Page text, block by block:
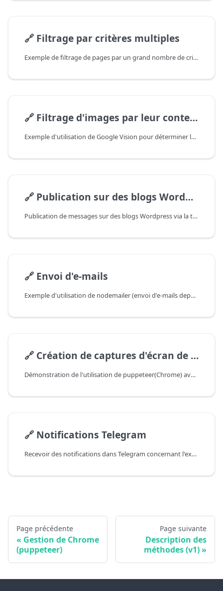
🔗 Filtrage par critères multiples
Exemple de filtrage de pages par un grand nombre de critères, utilise fs pour lire le fichier des critères
🔗 Filtrage d'images par leur contenu
Exemple d'utilisation de Google Vision pour déterminer le contenu des images
🔗 Publication sur des blogs Wordpress
Publication de messages sur des blogs Wordpress via la technologie xmlrpc
🔗 Envoi d'e-mails
Exemple d'utilisation de nodemailer (envoi d'e-mails depuis un scraper JS). Utilise Yandex SMTP.
🔗 Création de captures d'écran de pages
Démonstration de l'utilisation de puppeteer(Chrome) avec l'exemple de création de captures d'écran de sites
🔗 Notifications Telegram
Recevoir des notifications dans Telegram concernant l'expiration de l'enregistrement des domaines
Page précédente
Gestion de Chrome
(puppeteer)
Page suivante
Description des
méthodes (v1)